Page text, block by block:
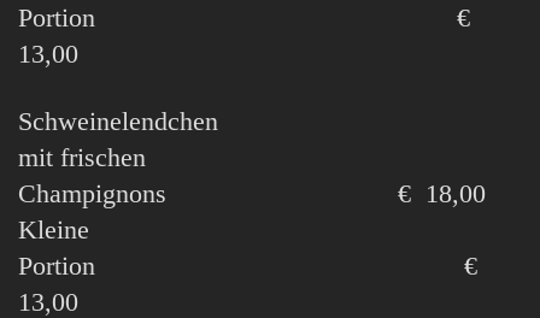
Portion €
13,00
Schweinelendchen
mit frischen
Champignons € 18,00
Kleine
Portion €
13,00